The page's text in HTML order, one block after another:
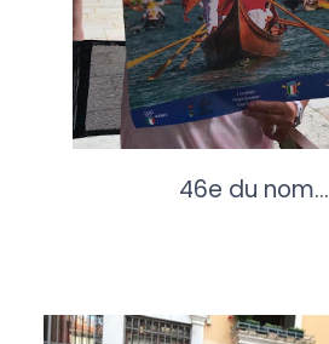
46e du nom...